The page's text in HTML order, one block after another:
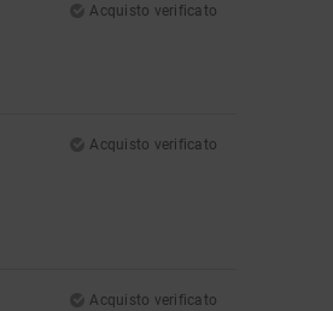
Acquisto verificato
Acquisto verificato
Acquisto verificato